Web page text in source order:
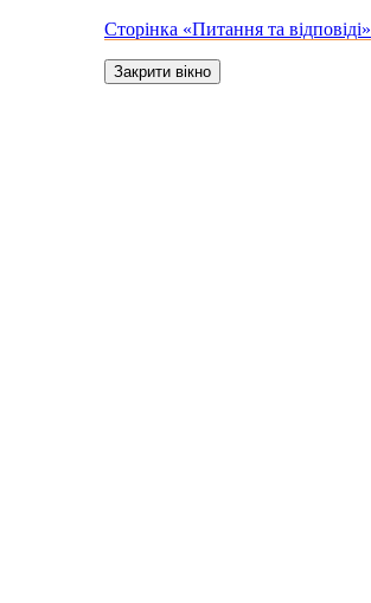
Сторінка «Питання та відповіді»
Закрити вікно